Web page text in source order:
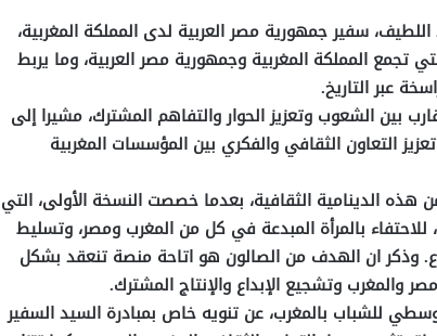
اللطيف، سفير جمهورية مصر العربية لدى المملكة المغربية،
تجمع المملكة المغربية وجمهورية مصر العربية، وما يربط
عبر التاريخ.
بين الشعوب وتعزيز الحوار والتفاهم المشترك، مشيرا إلى
التعاون الثقافي والفكري بين المؤسسات المغربية
الدينامية الثقافية، بعدما خصصت النسخة الأولى، التي
للاحتفاء بالمرأة المبدعة في كل من المغرب ومصر، وتسليط
وذكر ان الهدف من الصالون هو اتاحة منصة تنعقد بشكل
والمغرب وتشجيع الإبداع والإنتاج المشترك.
للشباب بالمغرب، عن تنويه خاص بمبادرة السيد السفير